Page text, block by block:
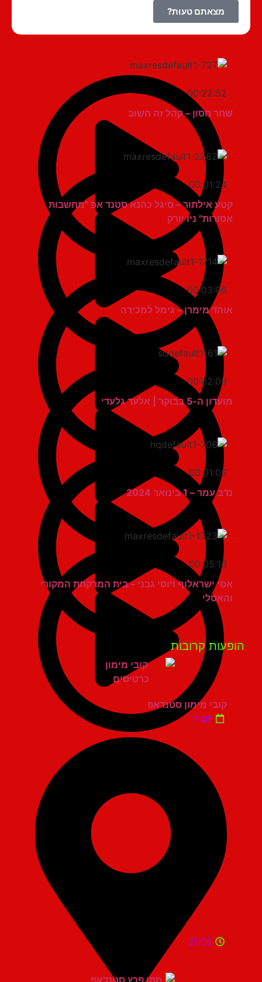
מצאתם טעות?
00:22:52
שחר חסון – קהל זה חשוב
00:01:24
קטע אילתור – סיגל כהנא סטנד אפ "מחשבות
אסורות" ניו יורק
00:03:06
אוהד מימרן – גימל למכירה
00:02:09
מועדון ה-5 בבוקר | אלעד גלעדי
00:01:06
נדב עמר – 1 בינואר 2024
00:05:16
אסי ישראלוף ויוסי גבני – בית המרקחת המקורי
והאסלי
קרובות
קובי מימון סטנדאפ
יום ה'
21:00